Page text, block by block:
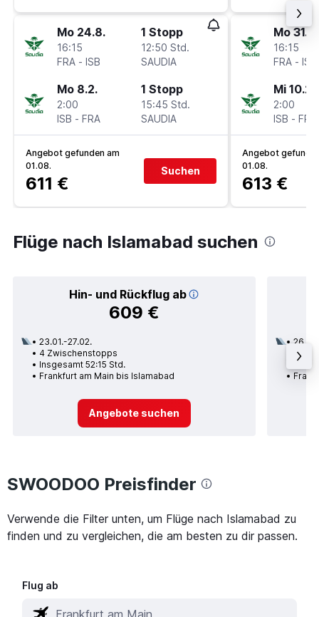
Mo 24.8.
16:15
FRA - ISB
1 Stopp
12:50 Std.
SAUDIA
Mo 8.2.
2:00
ISB - FRA
1 Stopp
15:45 Std.
SAUDIA
Angebot gefunden am
01.08.
611 €
Suchen
Mo 31.8.
16:15
FRA - ISB
Mi 10.2.
2:00
ISB - FRA
Angebot
01.08.
613 €
Flüge nach Islamabad suchen
Hin- und Rückflug ab
609 €
23.01.-27.02.
4 Zwischenstopps
Insgesamt 52:15 Std.
Frankfurt am Main bis Islamabad
Angebote suchen
26.10.
2
SWOODOO Preisfinder
Verwende die Filter unten, um Flüge nach Islamabad zu
finden und zu vergleichen, die am besten zu dir passen.
Flug ab